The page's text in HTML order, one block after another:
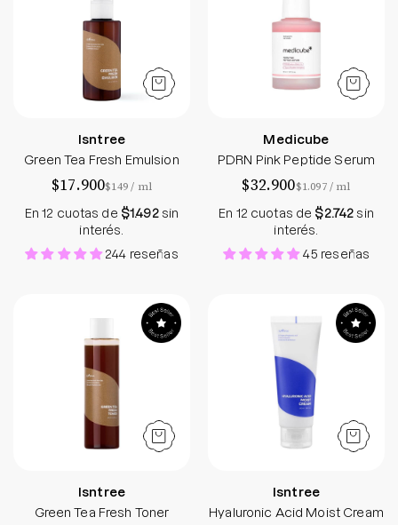
Isntree
Green Tea Fresh Emulsion
$17.900$149/ por
ml
En 12 cuotas de $1.492sin
interés.
244 reseñas
Medicube
PDRN Pink Peptide Serum
$32.900$1.097/ por
ml
En 12 cuotas de $2.742sin
interés.
45 reseñas
Green Tea Fresh Toner
Isntree
Green Tea Fresh Toner
Hyaluronic Acid
Isntree
Hyaluronic Acid Moist Cream